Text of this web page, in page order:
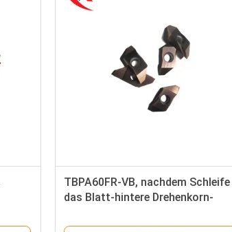
TBPA60FR-VB, nachdem Schleife
das Blatt-hintere Drehenkorn-
Einsätze fugt